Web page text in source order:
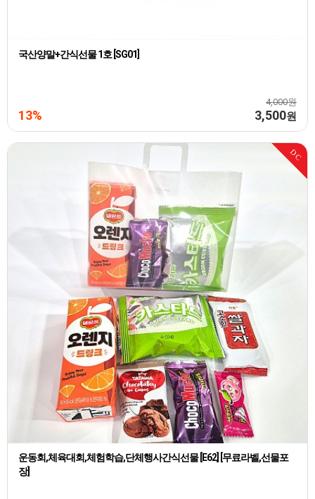
국산양말+간식선물 1호 [SG01]
4,000원
13% 3,500원
DC
운동회,체육대회,체험학습,단체행사간식선물 [E62] [무료라벨,선물포
장]